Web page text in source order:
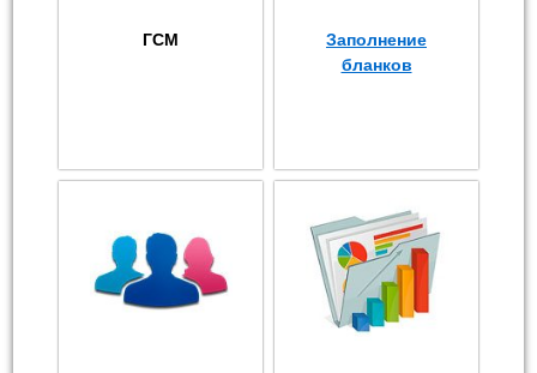
ГСМ
Заполнение
бланков